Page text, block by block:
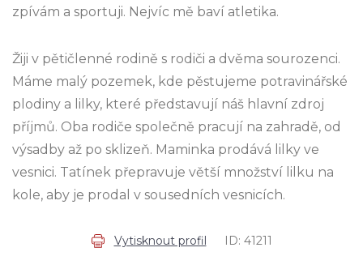
zpívám a sportuji. Nejvíc mě baví atletika.
Žiji v pětičlenné rodině s rodiči a dvěma sourozenci.
Máme malý pozemek, kde pěstujeme potravinářské
plodiny a lilky, které představují náš hlavní zdroj
příjmů. Oba rodiče společně pracují na zahradě, od
výsadby až po sklizeň. Maminka prodává lilky ve
vesnici. Tatínek přepravuje větší množství lilku na
kole, aby je prodal v sousedních vesnicích.
Vytisknout profil ID: 41211